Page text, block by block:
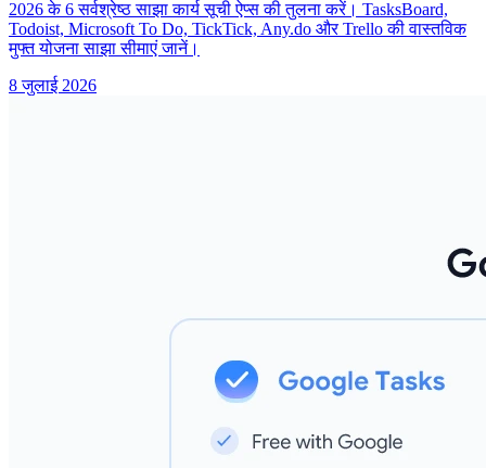
2026 के 6 सर्वश्रेष्ठ साझा कार्य सूची ऐप्स की तुलना करें। TasksBoard,
Todoist, Microsoft To Do, TickTick, Any.do और Trello की वास्तविक
मुफ्त योजना साझा सीमाएं जानें।
8 जुलाई 2026